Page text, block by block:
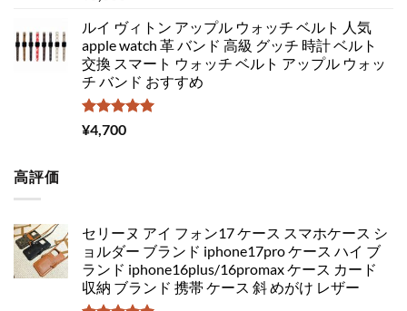
5.00
ルイ ヴィトン アップル ウォッチ ベルト 人気
apple watch 革 バンド 高級 グッチ 時計 ベルト
交換 スマート ウォッチ ベルト アップル ウォッ
チ バンド おすすめ
5段階中
5.00
¥4,700
高評価
セリーヌ アイ フォン17 ケース スマホケース シ
ョルダー ブランド iphone17pro ケース ハイ ブ
ランド iphone16plus/16promax ケース カード
収納 ブランド 携帯 ケース 斜 めがけ レザー